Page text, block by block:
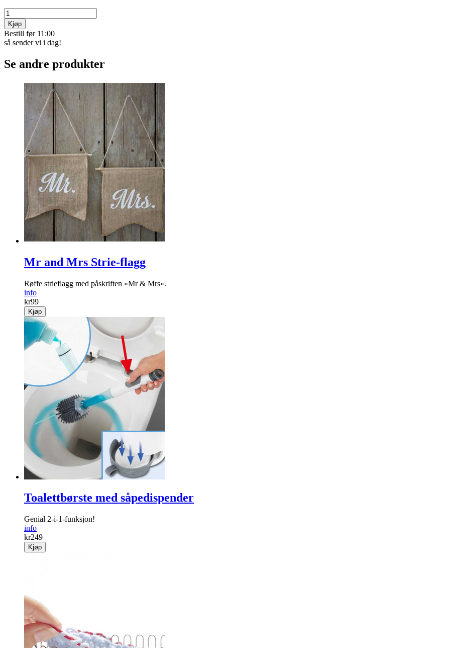
Kjøp
Bestill før 11:00
så sender vi i dag!
Se andre produkter
Mr and Mrs Strie-flagg
Røffe strieflagg med påskriften «Mr & Mrs».
info
kr99
Kjøp
Toalettbørste med såpedispender
Genial 2-i-1-funksjon!
info
kr249
Kjøp